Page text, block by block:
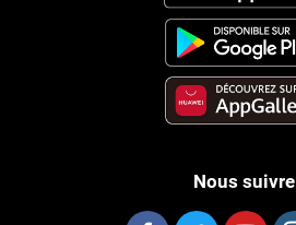
Nous suivre